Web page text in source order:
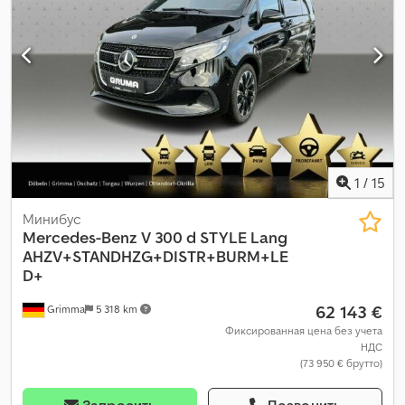
система, отопитель стояночный, парктроники, подогрев
сиденья, подушка безопасности, раздвижная дверь,
сажевый фильтр, система иммобилайзера, система
контроля тяги, центральный замок, электронная программа
стабилизации (ESP),
1 / 15
Grimma 5 318 km
Минибус
Mercedes-Benz V 300 d STYLE Lang
AHZV+STANDHZG+DISTR+BURM+LE
D+
62 143 €
Фиксированная цена без учета
НДС
(73 950 € брутто)